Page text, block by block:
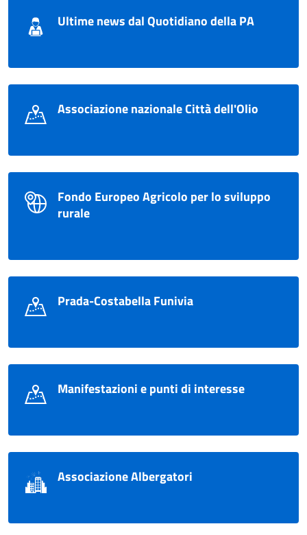
Ultime news dal Quotidiano della PA
Associazione nazionale Città dell'Olio
Fondo Europeo Agricolo per lo sviluppo
rurale
Prada-Costabella Funivia
Manifestazioni e punti di interesse
Associazione Albergatori